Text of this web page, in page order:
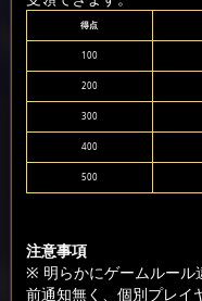
得点
100
200
300
400
500
注意事項
※ 明らかにゲームルール
前通知無く、個別プレイ